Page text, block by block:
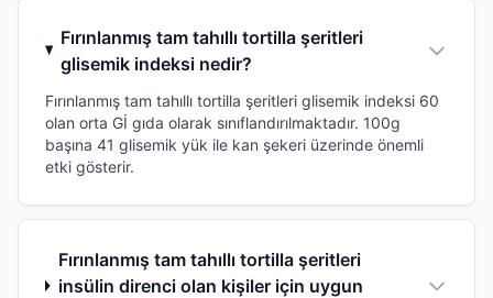
Fırınlanmış tam tahıllı tortilla şeritleri
glisemik indeksi nedir?
Fırınlanmış tam tahıllı tortilla şeritleri glisemik indeksi 60
olan orta Gİ gıda olarak sınıflandırılmaktadır. 100g
başına 41 glisemik yük ile kan şekeri üzerinde önemli
etki gösterir.
Fırınlanmış tam tahıllı tortilla şeritleri
insülin direnci olan kişiler için uygun